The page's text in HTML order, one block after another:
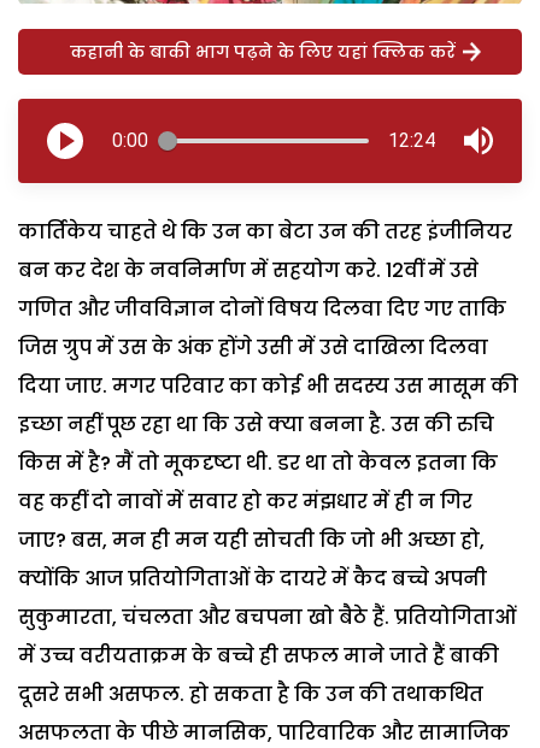
कहानी के बाकी भाग पढ़ने के लिए यहां क्लिक करें
0:00 12:24
कार्तिकेय चाहते थे कि उन का बेटा उन की तरह इंजीनियर
बन कर देश के नवनिर्माण में सहयोग करे. 12वीं में उसे
गणित और जीवविज्ञान दोनों विषय दिलवा दिए गए ताकि
जिस ग्रुप में उस के अंक होंगे उसी में उसे दाखिला दिलवा
दिया जाए. मगर परिवार का कोई भी सदस्य उस मासूम की
इच्छा नहीं पूछ रहा था कि उसे क्या बनना है. उस की रुचि
किस में है? मैं तो मूकदृष्टा थी. डर था तो केवल इतना कि
वह कहीं दो नावों में सवार हो कर मंझधार में ही न गिर
जाए? बस, मन ही मन यही सोचती कि जो भी अच्छा हो,
क्योंकि आज प्रतियोगिताओं के दायरे में कैद बच्चे अपनी
सुकुमारता, चंचलता और बचपना खो बैठे हैं. प्रतियोगिताओं
में उच्च वरीयताक्रम के बच्चे ही सफल माने जाते हैं बाकी
दूसरे सभी असफल. हो सकता है कि उन की तथाकथित
असफलता के पीछे मानसिक, पारिवारिक और सामाजिक